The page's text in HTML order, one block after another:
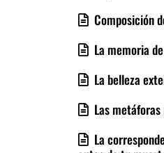
Composición
La memoria
La belleza
Las
La